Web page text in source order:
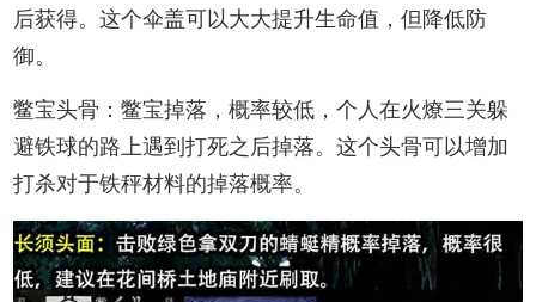
后获得。这个伞盖可以大大提升生命值，但降低防
御。
鳖宝头骨：鳖宝掉落，概率较低，个人在火燎三关躲
避铁球的路上遇到打死之后掉落。这个头骨可以增加
打杀对于铁秤材料的掉落概率。